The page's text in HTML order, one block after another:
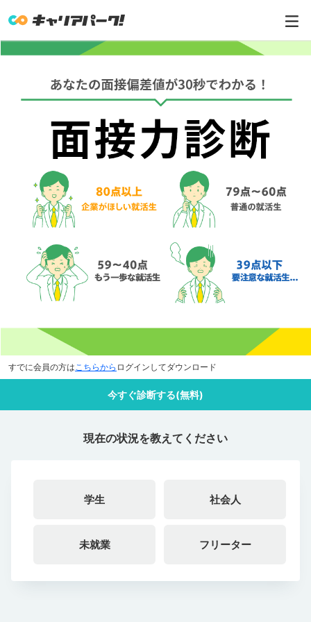
すでに会員の方は こちらから ログインしてダウンロード
今すぐ診断する(無料)
現在の状況を教えてください
学生 社会人
未就業 フリーター